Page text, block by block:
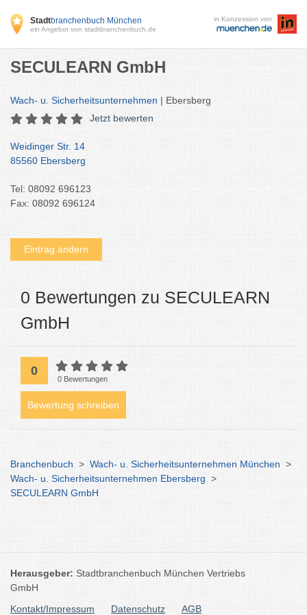
Stadtbranchenbuch München
ein Angebot von stadtbranchenbuch.de
in Konzession von
SECULEARN GmbH
Wach- u. Sicherheitsunternehmen | Ebersberg
Jetzt bewerten
Weidinger Str. 14
85560 Ebersberg
Tel: 08092 696123
Fax: 08092 696124
Eintrag ändern
0 Bewertungen zu SECULEARN
GmbH
0
0 Bewertungen
Bewertung schreiben
Branchenbuch > Wach- u. Sicherheitsunternehmen München >
Wach- u. Sicherheitsunternehmen Ebersberg >
SECULEARN GmbH
Herausgeber: Stadtbranchenbuch München Vertriebs
GmbH
Kontakt/Impressum
Datenschutz AGB